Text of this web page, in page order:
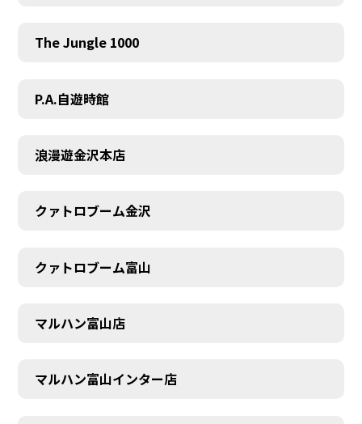
The Jungle 1000
P.A.自遊時館
浪漫遊金沢本店
クァトロブーム金沢
クァトロブーム富山
マルハン富山店
マルハン富山インター店